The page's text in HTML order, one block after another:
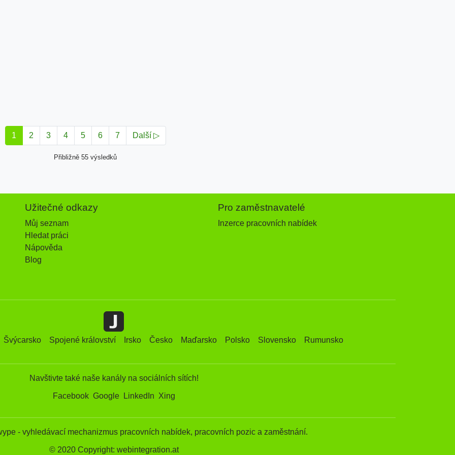
1 2 3 4 5 6 7 Další ▷
Přibližně 55 výsledků
Užitečné odkazy
Můj seznam
Hledat práci
Nápověda
Blog
Pro zaměstnavatelé
Inzerce pracovních nabídek
Švýcarsko Spojené království Irsko Česko Maďarsko Polsko Slovensko Rumunsko
Navštivte také naše kanály na sociálních sítích!
Facebook Google LinkedIn Xing
- vyhledávací mechanizmus pracovních nabídek, pracovních pozic a zaměstnání.
© 2020 Copyright: webintegration.at